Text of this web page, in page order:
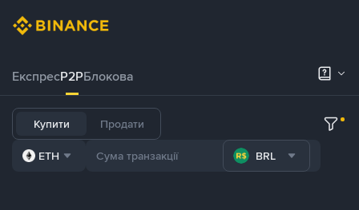
ЕкспресP2PБлокова
Купити Продати
ETH BRL